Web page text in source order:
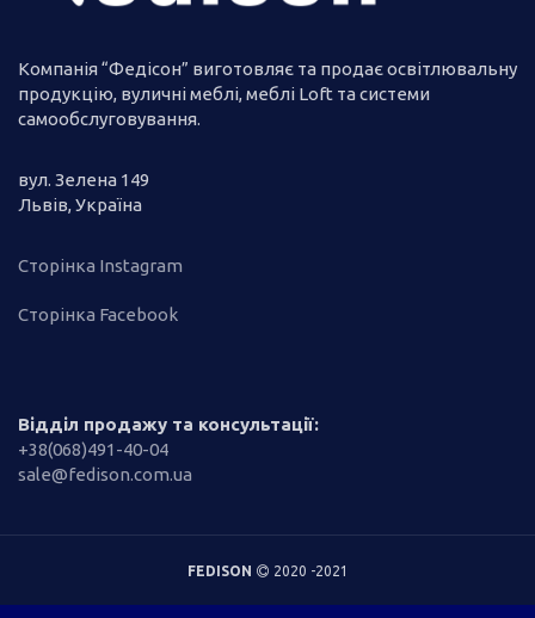
Компанія “Федісон” виготовляє та продає освітлювальну
продукцію, вуличні меблі, меблі Loft та системи
самообслуговування.
вул. Зелена 149
Львів, Україна
Сторінка Instagram
Сторінка Facebook
Відділ продажу та консультації:
+38(068)491-40-04
sale@fedison.com.ua
FEDISON 2020 -2021